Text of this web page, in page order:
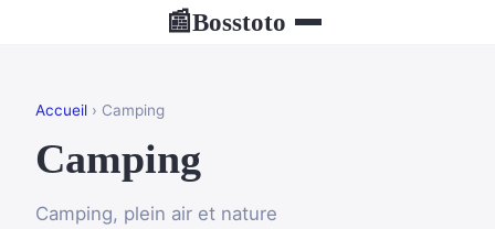
📰Bosstoto
Accueil › Camping
Camping
Camping, plein air et nature